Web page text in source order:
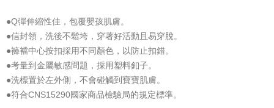
●Q彈伸縮性佳，包覆嬰孩肌膚。
●信封領，洗後不鬆垮，穿著好活動且易穿脫。
●褲襠中心按扣採用不同顏色，以防止扣錯。
●考量到金屬敏感問題，採用塑料釦子。
●洗標置於左外側，不會碰觸到寶寶肌膚。
●符合CNS15290國家商品檢驗局的規定標準。